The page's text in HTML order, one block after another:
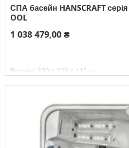
СПА басейн HANSCRAFT серія
OOL
1 038 479,00 ₴
Розмір: 390 x 228 x 115 см
Вага без води:750 кг
К-сть осіб:9